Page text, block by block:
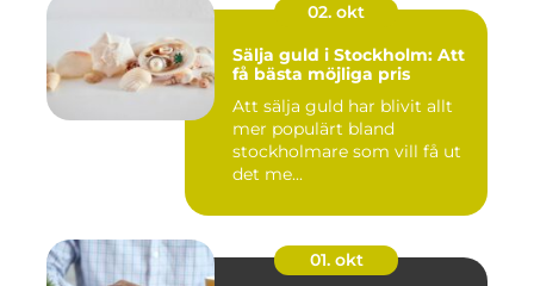
02. okt
Sälja guld i Stockholm: Att
få bästa möjliga pris
Att sälja guld har blivit allt
mer populärt bland
stockholmare som vill få ut
det me...
01. okt